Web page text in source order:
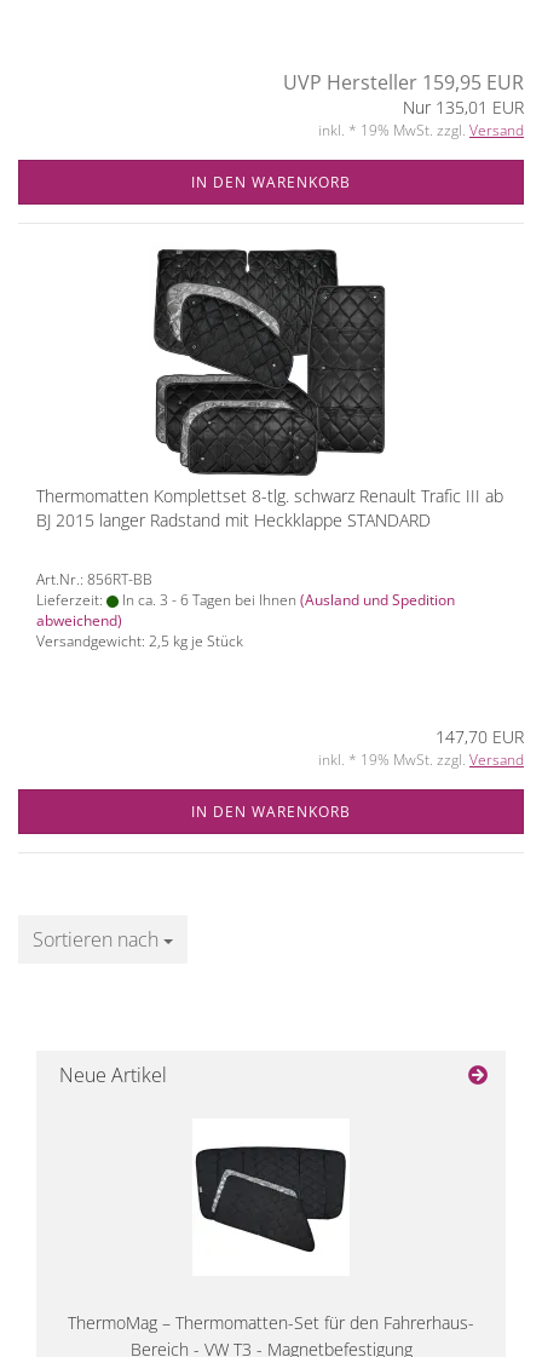
UVP Hersteller 159,95 EUR
Nur 135,01 EUR
inkl. * 19% MwSt. zzgl. Versand
IN DEN WARENKORB
Thermomatten Komplettset 8-tlg. schwarz Renault Trafic III ab
BJ 2015 langer Radstand mit Heckklappe STANDARD
Art.Nr.: 856RT-BB
Lieferzeit:
In ca. 3 - 6 Tagen bei Ihnen (Ausland und Spedition
abweichend)
Versandgewicht: 2,5 kg je Stück
147,70 EUR
inkl. * 19% MwSt. zzgl. Versand
IN DEN WARENKORB
Sortieren nach
Sortieren nach
Neue Artikel
ThermoMag – Thermomatten-Set für den Fahrerhaus-
Bereich - VW T3 - Magnetbefestigung